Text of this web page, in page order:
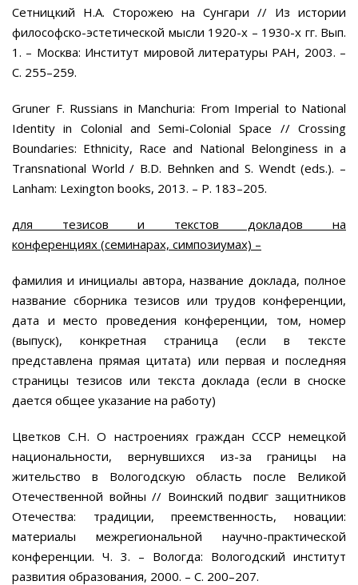
Сетницкий Н.А. Сторожею на Сунгари // Из истории
философско-эстетической мысли 1920-х – 1930-х гг. Вып.
1. – Москва: Институт мировой литературы РАН, 2003. –
С. 255–259.
Gruner F. Russians in Manchuria: From Imperial to National
Identity in Colonial and Semi-Colonial Space // Crossing
Boundaries: Ethnicity, Race and National Belonginess in a
Transnational World / B.D. Behnken and S. Wendt (eds.). –
Lanham: Lexington books, 2013. – P. 183–205.
для тезисов и текстов докладов на
конференциях (семинарах, симпозиумах) –
фамилия и инициалы автора, название доклада, полное
название сборника тезисов или трудов конференции,
дата и место проведения конференции, том, номер
(выпуск), конкретная страница (если в тексте
представлена прямая цитата) или первая и последняя
страницы тезисов или текста доклада (если в сноске
дается общее указание на работу)
Цветков С.Н. О настроениях граждан СССР немецкой
национальности, вернувшихся из-за границы на
жительство в Вологодскую область после Великой
Отечественной войны // Воинский подвиг защитников
Отечества: традиции, преемственность, новации:
материалы межрегиональной научно-практической
конференции. Ч. 3. – Вологда: Вологодский институт
развития образования, 2000. – С. 200–207.